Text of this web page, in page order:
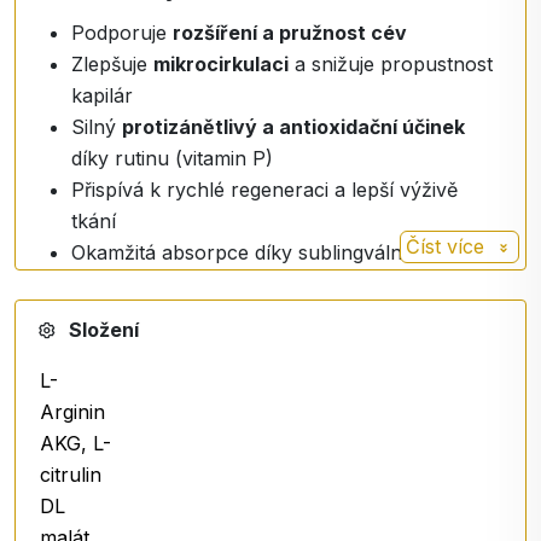
Podporuje rozšíření a pružnost cév
Zlepšuje mikrocirkulaci a snižuje propustnost
kapilár
Silný protizánětlivý a antioxidační účinek
díky rutinu (vitamin P)
Přispívá k rychlé regeneraci a lepší výživě
tkání
Okamžitá absorpce díky sublingvální formě
RUTIN (vitamin P)
Rostlinný flavonoid se silnými protizánětlivými a
antioxidačními účinky. Pomáhá zpevňovat cévní
stěny, zlepšovat jejich pružnost a snižovat riziko
poškození kapilár.
Číst více
Složení
L-
Arginin
AKG, L-
citrulin
DL